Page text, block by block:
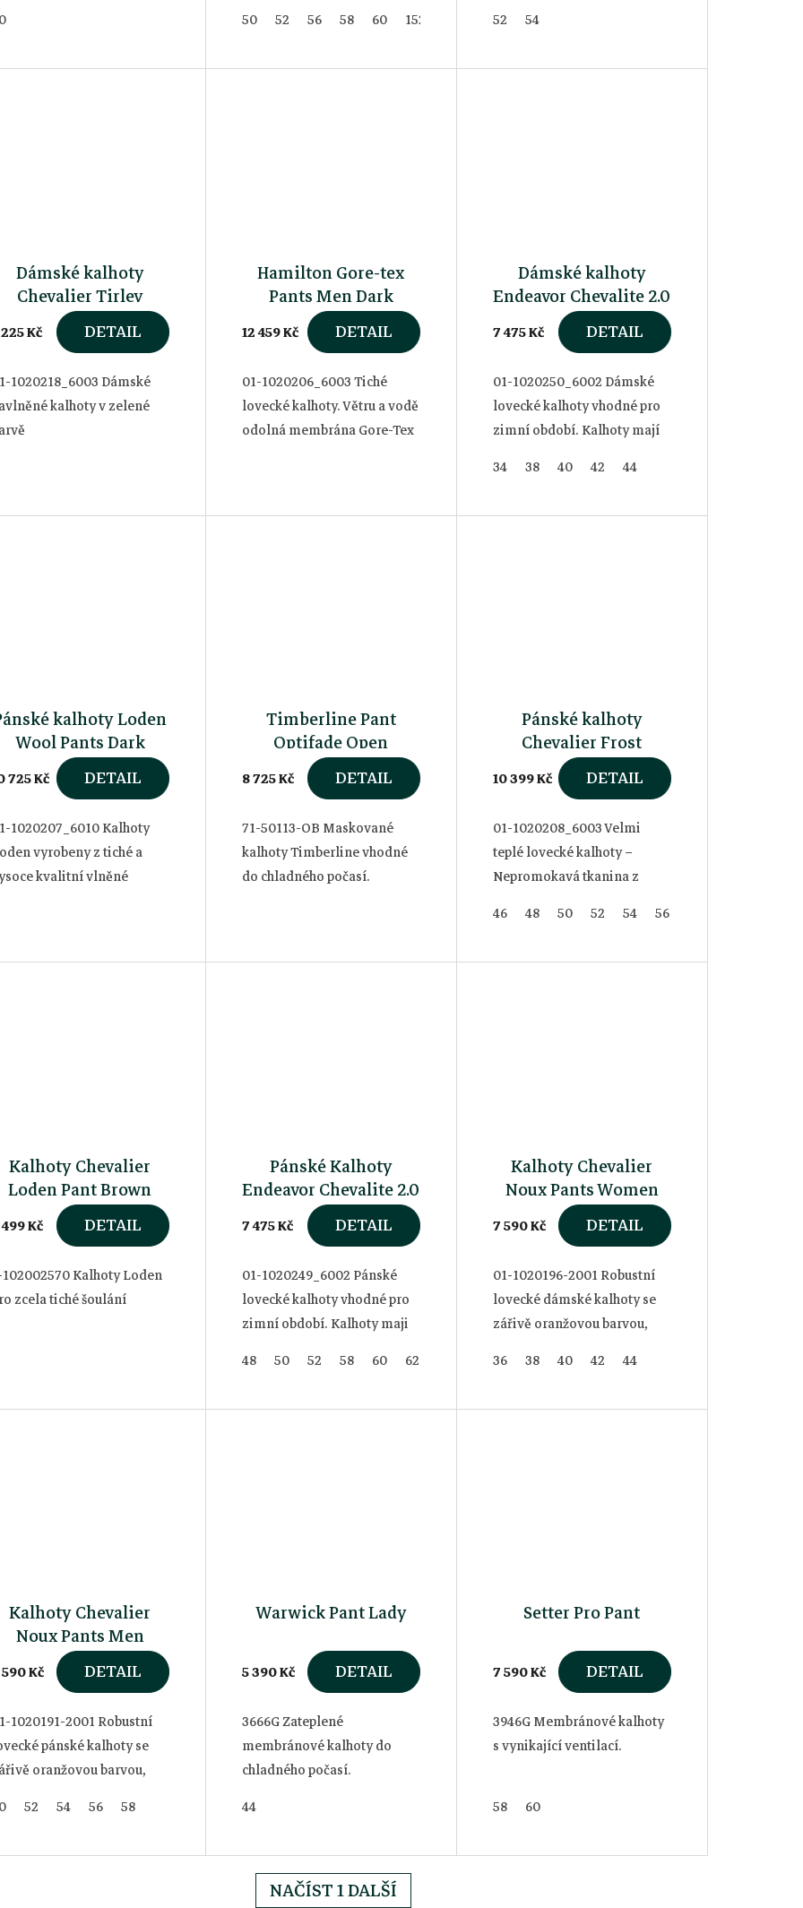
sloupec: 10 000 mm
50 52 56 58 60 152 52 54
Dámské kalhoty
Chevalier Tirley
Moleskin Pant
Kč DETAIL
1020218_6003 Dámské
kalhoty v zelené
Hamilton Gore-tex
Pants Men Dark
Green, 52
12 459 Kč DETAIL
01-1020206_6003 Tiché
lovecké kalhoty. Větru a vodě
odolná membrána Gore-Tex
Dámské kalhoty
Endeavor Chevalite 2.0
7 475 Kč DETAIL
01-1020250_6002 Dámské
lovecké kalhoty vhodné pro
zimní období. Kalhoty mají
membránu.
34 38 40 42 44
kalhoty Loden
Wool Pants Dark
Green Melange
725 Kč DETAIL
1020207_6010 Kalhoty
vyrobeny z tiché a
kvalitní vlněné
Timberline Pant
Optifade Open
Country
8 725 Kč DETAIL
71-50113-OB Maskované
kalhoty Timberline vhodné
do chladného počasí.
Pánské kalhoty
Chevalier Frost
Powerfill 130 Pants
10 399 Kč DETAIL
01-1020208_6003 Velmi
teplé lovecké kalhoty –
Nepromokavá tkanina z
Mnoho kapes a funkcí
46 48 50 52 54 56
Kalhoty Chevalier
Loden Pant Brown
Kč DETAIL
102002570 Kalhoty Loden
zcela tiché šoulání
Pánské Kalhoty
Endeavor Chevalite 2.0
7 475 Kč DETAIL
01-1020249_6002 Pánské
lovecké kalhoty vhodné pro
zimní období. Kalhoty maji
membránu.
48 50 52 58 60 62
Kalhoty Chevalier
Noux Pants Women
7 590 Kč DETAIL
01-1020196-2001 Robustní
lovecké dámské kalhoty se
zářivě oranžovou barvou,
v poli i v lese. Díky vysoké
36 38 40 42 44
Kalhoty Chevalier
Noux Pants Men
Kč DETAIL
1020191-2001 Robustní
pánské kalhoty se
oranžovou barvou,
52 54 56 58
Warwick Pant Lady
5 390 Kč DETAIL
3666G Zateplené
membránové kalhoty do
chladného počasí.
44
Setter Pro Pant
7 590 Kč DETAIL
3946G Membránové kalhoty
s vynikající ventilací.
58 60
NAČÍST 1 DALŠÍ